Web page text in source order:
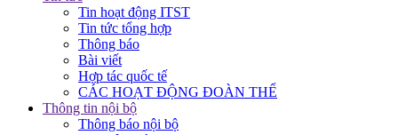
Tin hoạt động ITST
Tin tức tổng hợp
Thông báo
Bài viết
Hợp tác quốc tế
CÁC HOẠT ĐỘNG ĐOÀN THỂ
Thông tin nội bộ
Thông báo nội bộ